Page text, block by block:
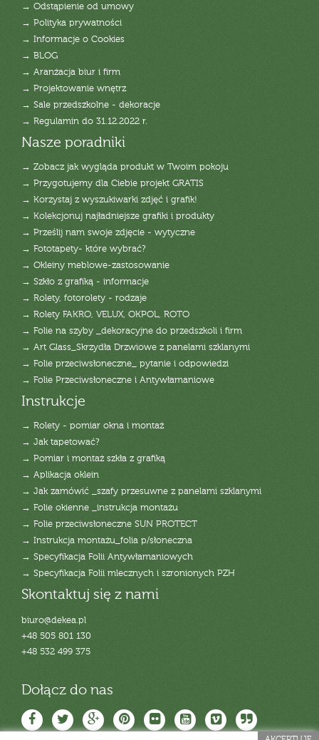
→ Odstąpienie od umowy
→ Polityka prywatności
→ Informacje o Cookies
→ BLOG
→ Aranżacja biur i firm
→ Projektowanie wnętrz
→ Sale przedszkolne - dekoracje
→ Regulamin do 31.12.2022 r.
Nasze poradniki
→ Zobacz jak wygląda produkt w Twoim pokoju
→ Przygotujemy dla Ciebie projekt GRATIS
→ Korzystaj z wyszukiwarki zdjęć i grafik!
→ Kolekcjonuj najładniejsze grafiki i produkty
→ Prześlij nam swoje zdjęcie - wytyczne
→ Fototapety- które wybrać?
→ Okleiny meblowe-zastosowanie
→ Szkło z grafiką - informacje
→ Rolety, fotorolety - rodzaje
→ Rolety FAKRO, VELUX, OKPOL, ROTO
→ Folie na szyby _dekoracyjne do przedszkoli i firm
→ Art Glass_Skrzydła Drzwiowe z panelami szklanymi
→ Folie przeciwsłoneczne_ pytanie i odpowiedzi
→ Folie Przeciwsłoneczne i Antywłamaniowe
Instrukcje
→ Rolety - pomiar okna i montaż
→ Jak tapetować?
→ Pomiar i montaż szkła z grafiką
→ Aplikacja oklein
→ Jak zamówić _szafy przesuwne z panelami szklanymi
→ Folie okienne _instrukcja montażu
→ Folie przeciwsłoneczne SUN PROTECT
→ Instrukcja montażu_folia p/słoneczna
→ Specyfikacja Folii Antywłamaniowych
→ Specyfikacja Folii mlecznych i szronionych PZH
Skontaktuj się z nami
biuro@dekea.pl
+48 505 801 130
+48 532 499 375
Dołącz do nas